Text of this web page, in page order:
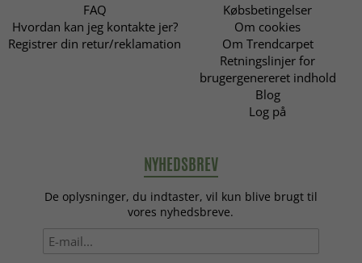
FAQ
Hvordan kan jeg kontakte jer?
Registrer din retur/reklamation
Købsbetingelser
Om cookies
Om Trendcarpet
Retningslinjer for
brugergenereret indhold
Blog
Log på
NYHEDSBREV
De oplysninger, du indtaster, vil kun blive brugt til
vores nyhedsbreve.